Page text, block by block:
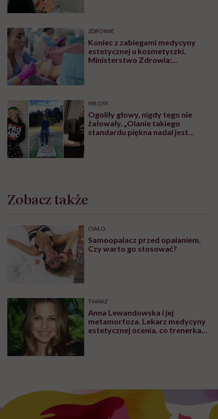
ZDROWIE
Koniec z zabiegami medycyny
estetycznej u kosmetyczki.
Ministerstwo Zdrowia:
WŁOSY
Ogoliły głowy, nigdy tego nie
żałowały. „Olanie takiego
standardu piękna nadal jest
Zobacz także
CIAŁO
Samoopalacz przed opalaniem.
Czy warto go stosować?
TWARZ
Anna Lewandowska i jej
metamorfoza. Lekarz medycyny
estetycznej ocenia, co trenerka